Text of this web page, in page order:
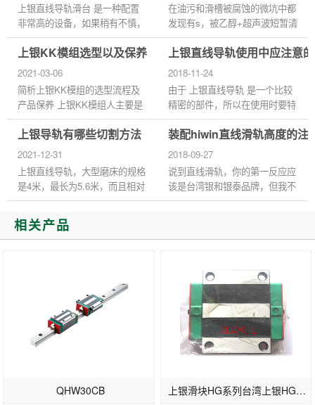
上银直线导轨滑台 是一种配置
非常高的设备，如果稍有不慎，
就会造成严重的不良影响，上银
直线导轨官网将带您探讨上银直
线导轨滑台组装的五大基本原...
在油污和滑槽被腐蚀的微坑中都
发现有s，被乙醇+超声波短暂清
洗后的滑槽微坑中，残留的s含
量几乎是油污中的2倍。 一种可
能的解释是，导向油的抗磨剂...
上银KK模组选型以及保养
2021-03-06
简析上银KK模组的选型流程及
产品保养 上银KK模组人主要是
透过模组化之设计，将滚珠丝杆
和线性滑轨整合一起，因此可提
供具有高精度、快速安装、选
上银直线导轨使用中应注意
2018-11-24
由于 上银直线导轨 是一个比较
精密的部件，所以在使用时要特
别注意。即使采用性能优良的直
线导轨，在运行过程中发生不当
行为也会对直线导轨产生严...
上银导轨有哪些切割方法
2021-12-31
上银直线导轨，大型磨床的规格
是4米，最长为5.6米，而且相对
于日本海运的运费来说，台湾的
超长集装箱运费也比较便宜，所
以，台湾上银直线导轨全部是...
装配hiwin直线滑轨高度的注
2018-09-27
说到直线滑轨，你的第一反应应
该是台湾银和银泰品牌，但我不
知道你们是否还有你还记得台湾
相关产品
QHW30CB 上银滑块HG系列台湾上银HGW35CB东莞现货供应